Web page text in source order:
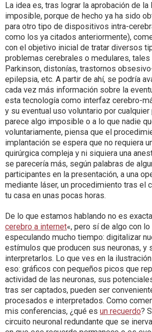
La idea es, tras lograr la aprobación de la
imposible, porque de hecho ya ha sido
para otro tipo de dispositivos intra-
como los ya citados anteriormente),
con el objetivo inicial de tratar diversos
problemas cerebrales o medulares,
Parkinson, distonías, trastornos
epilepsia, etc. A partir de ahí, se podría
cada vez más información sobre la
esta tecnología como interfaz cerebro-
y su eventual uso voluntario por cualquier
parece algo imposible o a lo que nadie
voluntariamente, piensa que el
implantación se espera que no requiera
quirúrgica compleja y ni siquiera una
se parecería más, según palabras de
participantes en la presentación, a una
mediante láser, un procedimiento tras el
tu casa en unas pocas horas.
De lo que estamos hablando no es
cerebro a internet«, pero sí de algo con
especulando mucho tiempo: digitalizar
estímulos que producen sus neuronas, y
interpretarlos. Lo que ves en la
eso: gráficos con pequeños picos que
actividad de las neuronas, sus
tras ser captados, pueden ser
procesados e interpretados. Como
mis conferencias, ¿qué es un recuerdo?
circuito neuronal redundante que se